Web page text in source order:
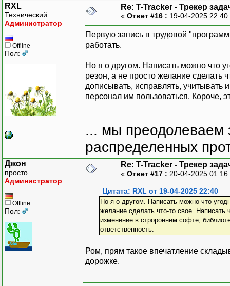
RXL
Технический
Администратор
Offline
Пол:
Re: T-Tracker - Трекер
« Ответ #16 : 19-04-2025
Первую запись в трудовой
работать.
Но я о другом. Написать можно что
резон, а не просто желание сделать
дописывать, исправлять, учитывать
персонал им пользоваться. Короче,
... мы преодолеваем
распределенных
Джон
просто
Администратор
Offline
Пол:
Re: T-Tracker - Трекер
« Ответ #17 : 20-04-2025
Цитата: RXL от 19-04-2025 22:40
Но я о другом. Написать можно что
желание сделать что-то свое.
изменение в стророннем софте,
ответственность.
Ром, прям такое впечатление
дорожке.